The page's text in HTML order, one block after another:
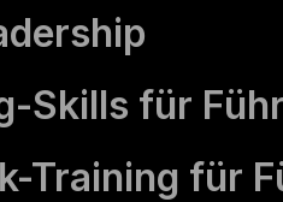
Skills für
Training für